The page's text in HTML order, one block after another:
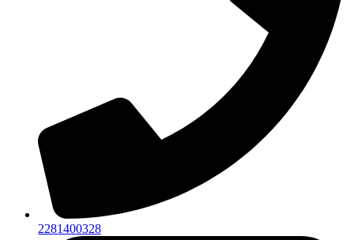
2281400328